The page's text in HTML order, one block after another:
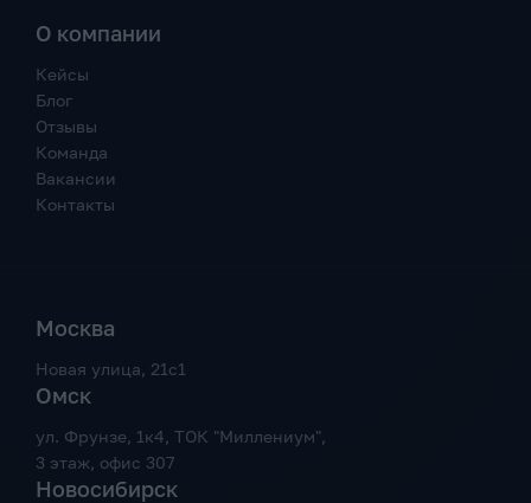
О компании
Кейсы
Блог
Отзывы
Команда
Вакансии
Контакты
Москва
Новая улица, 21с1
Омск
ул. Фрунзе, 1к4, ТОК "Миллениум",
3 этаж, офис 307
Новосибирск